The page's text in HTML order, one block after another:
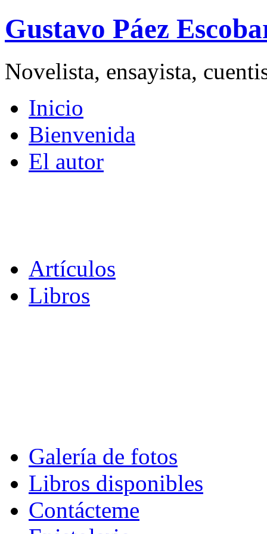
Gustavo Páez
Novelista, ensayista,
Inicio
Bienvenida
El autor
Artículos
Libros
Galería de fotos
Libros disponibles
Contácteme